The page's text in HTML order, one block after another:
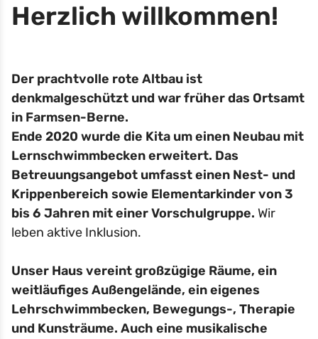
Herzlich willkommen!
Der prachtvolle rote Altbau ist
denkmalgeschützt und war früher das Ortsamt
in Farmsen-Berne.
Ende 2020 wurde die Kita um einen Neubau mit
Lernschwimmbecken erweitert. Das
Betreuungsangebot umfasst einen Nest- und
Krippenbereich sowie Elementarkinder von 3
bis 6 Jahren mit einer Vorschulgruppe. Wir
leben aktive Inklusion.
Unser Haus vereint großzügige Räume, ein
weitläufiges Außengelände, ein eigenes
Lehrschwimmbecken, Bewegungs-, Therapie
und Kunsträume. Auch eine musikalische